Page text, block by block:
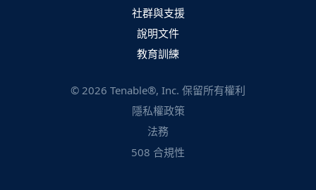
社群與支援
說明文件
教育訓練
© 2026 Tenable®, Inc. 保留所有權利
隱私權政策
法務
508 合規性